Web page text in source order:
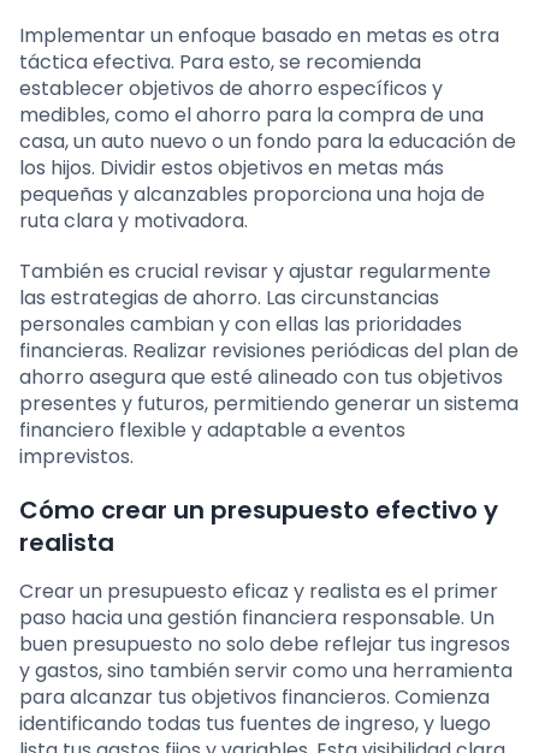
Implementar un enfoque basado en metas es otra
táctica efectiva. Para esto, se recomienda
establecer objetivos de ahorro específicos y
medibles, como el ahorro para la compra de una
casa, un auto nuevo o un fondo para la educación de
los hijos. Dividir estos objetivos en metas más
pequeñas y alcanzables proporciona una hoja de
ruta clara y motivadora.
También es crucial revisar y ajustar regularmente
las estrategias de ahorro. Las circunstancias
personales cambian y con ellas las prioridades
financieras. Realizar revisiones periódicas del plan de
ahorro asegura que esté alineado con tus objetivos
presentes y futuros, permitiendo generar un sistema
financiero flexible y adaptable a eventos
imprevistos.
Cómo crear un presupuesto efectivo y
realista
Crear un presupuesto eficaz y realista es el primer
paso hacia una gestión financiera responsable. Un
buen presupuesto no solo debe reflejar tus ingresos
y gastos, sino también servir como una herramienta
para alcanzar tus objetivos financieros. Comienza
identificando todas tus fuentes de ingreso, y luego